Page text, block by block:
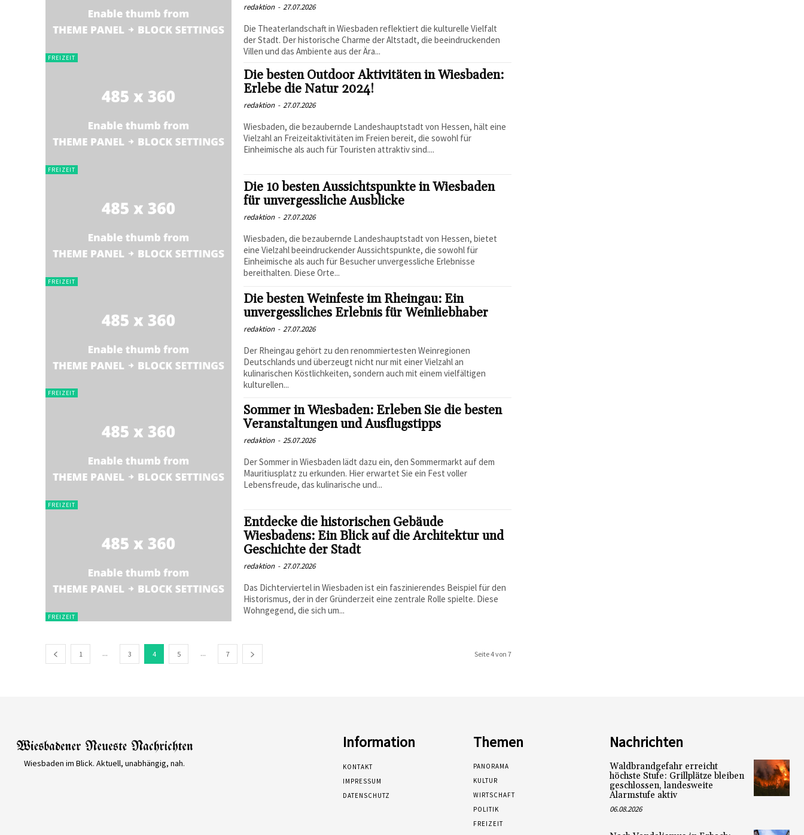
FREIZEIT
redaktion - 27.07.2026
Die Theaterlandschaft in Wiesbaden reflektiert die kulturelle Vielfalt
der Stadt. Der historische Charme der Altstadt, die beeindruckenden
Villen und das Ambiente aus der Ära...
FREIZEIT
Die besten Outdoor Aktivitäten in Wiesbaden:
Erlebe die Natur 2024!
redaktion - 27.07.2026
Wiesbaden, die bezaubernde Landeshauptstadt von Hessen, hält eine
Vielzahl an Freizeitaktivitäten im Freien bereit, die sowohl für
Einheimische als auch für Touristen attraktiv sind....
FREIZEIT
Die 10 besten Aussichtspunkte in Wiesbaden
für unvergessliche Ausblicke
redaktion - 27.07.2026
Wiesbaden, die bezaubernde Landeshauptstadt von Hessen, bietet
eine Vielzahl beeindruckender Aussichtspunkte, die sowohl für
Einheimische als auch für Besucher unvergessliche Erlebnisse
bereithalten. Diese Orte...
FREIZEIT
Die besten Weinfeste im Rheingau: Ein
unvergessliches Erlebnis für Weinliebhaber
redaktion - 27.07.2026
Der Rheingau gehört zu den renommiertesten Weinregionen
Deutschlands und überzeugt nicht nur mit einer Vielzahl an
kulinarischen Köstlichkeiten, sondern auch mit einem vielfältigen
kulturellen...
FREIZEIT
Sommer in Wiesbaden: Erleben Sie die besten
Veranstaltungen und Ausflugstipps
redaktion - 25.07.2026
Der Sommer in Wiesbaden lädt dazu ein, den Sommermarkt auf dem
Mauritiusplatz zu erkunden. Hier erwartet Sie ein Fest voller
Lebensfreude, das kulinarische und...
FREIZEIT
Entdecke die historischen Gebäude
Wiesbadens: Ein Blick auf die Architektur und
Geschichte der Stadt
redaktion - 27.07.2026
Das Dichterviertel in Wiesbaden ist ein faszinierendes Beispiel für den
Historismus, der in der Gründerzeit eine zentrale Rolle spielte. Diese
Wohngegend, die sich um...
1 ... 3 4 5 ... 7 Seite 4 von 7
Wiesbaden im Blick. Aktuell, unabhängig, nah.
Information
KONTAKT
IMPRESSUM
DATENSCHUTZ
Themen
PANORAMA
KULTUR
WIRTSCHAFT
POLITIK
FREIZEIT
Nachrichten
Waldbrandgefahr erreicht
höchste Stufe: Grillplätze bleiben
geschlossen, landesweite
Alarmstufe aktiv
06.08.2026